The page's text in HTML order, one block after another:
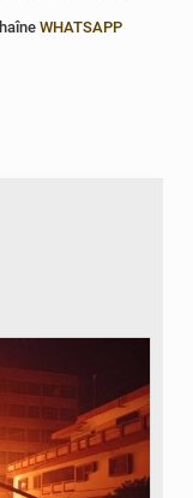
WHATSAPP